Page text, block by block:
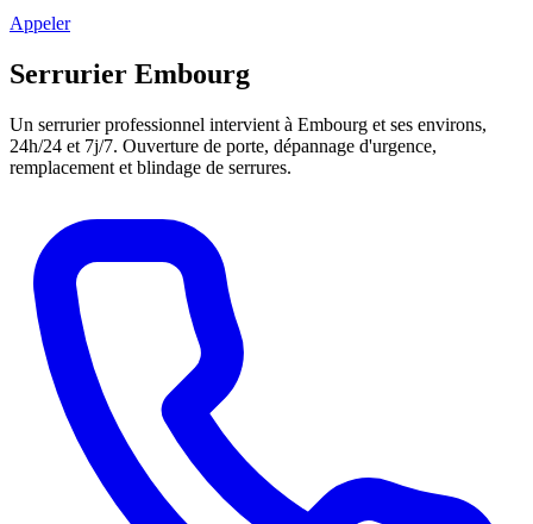
Appeler
Serrurier Embourg
Un serrurier professionnel intervient à Embourg et ses environs,
24h/24 et 7j/7. Ouverture de porte, dépannage d'urgence,
remplacement et blindage de serrures.